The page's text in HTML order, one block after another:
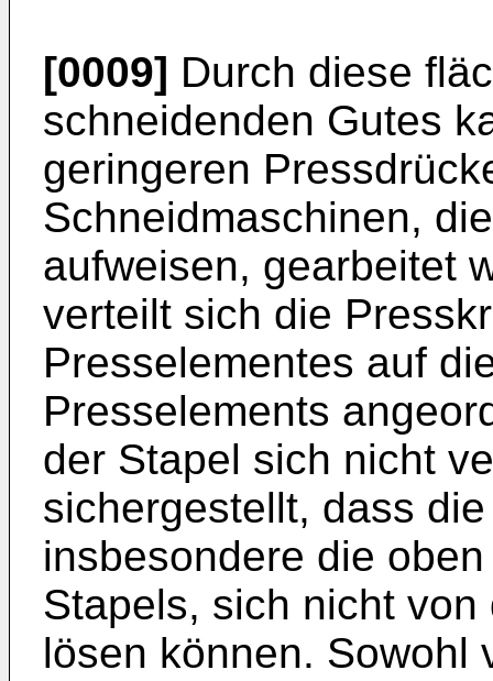
[0009] Durch diese
schneidenden Gutes
geringeren
Schneidmaschinen,
aufweisen, gearbeitet
verteilt sich die
Presselementes auf
Presselements
der Stapel sich nicht
sichergestellt, dass
insbesondere die
Stapels, sich nicht
lösen können. Sowohl